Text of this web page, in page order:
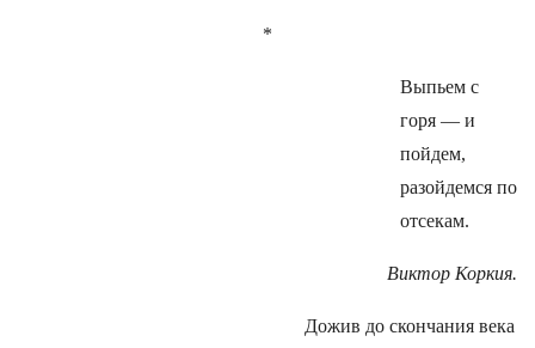
*
Выпьем с
горя — и
пойдем,
разойдемся по
отсекам.
Виктор Коркия.
Дожив до скончания века